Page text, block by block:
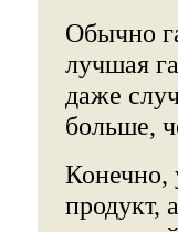
Обычно
лучшая
даже
больше,
Конечно,
продукт,